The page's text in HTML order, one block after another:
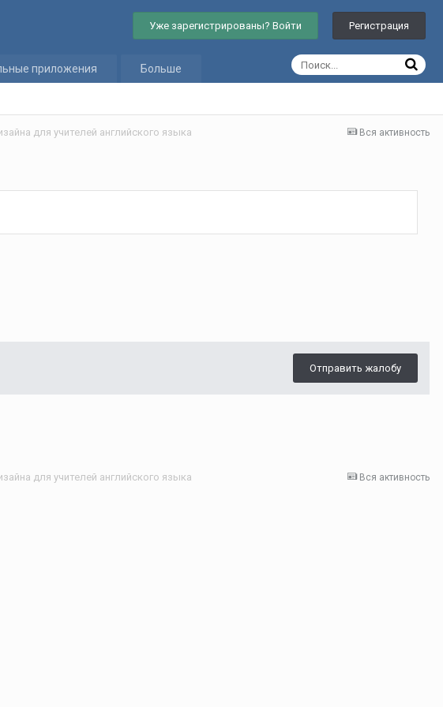
Уже зарегистрированы? Войти Регистрация
приложения Больше
Вся активность
для учителей английского языка
Отправить жалобу
Вся активность
для учителей английского языка